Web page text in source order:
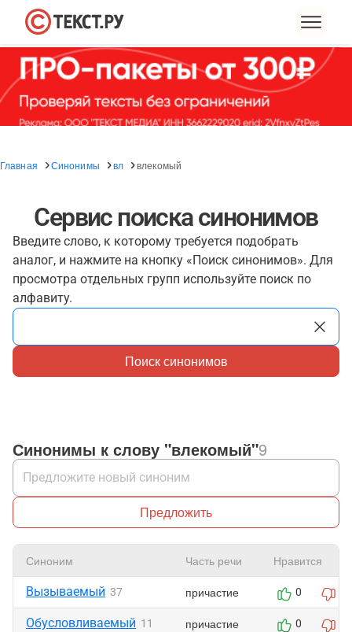
Главная Синонимы вл влекомый
Сервис поиска синонимов
Введите слово, к которому требуется подобрать
аналог, и нажмите на кнопку «Поиск синонимов». Для
просмотра отдельных групп используйте поиск по
алфавиту.
Поиск синонимов
Синонимы к слову "влекомый"9
Предложить
Синоним Часть речи Нравится
Вызываемый 37 причастие 0
Обусловливаемый 11 причастие 0